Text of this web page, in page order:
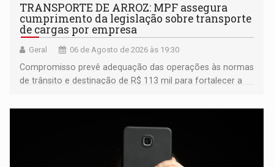
TRANSPORTE DE ARROZ: MPF assegura
cumprimento da legislação sobre transporte
de cargas por empresa
Geral 06 de Agosto de 2026 às 19:30
Compromisso prevê adequação das operações às normas
de trânsito e destinação de R$ 113 mil para fortalecer a